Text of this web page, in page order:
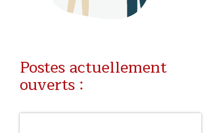
Postes actuellement
ouverts :